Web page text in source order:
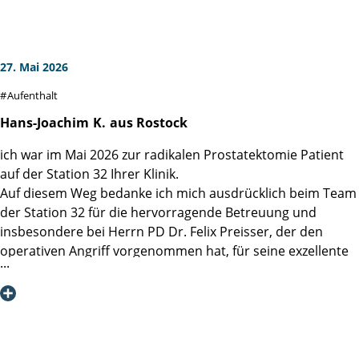
sondern auch für einen Umgang mit Patienten, der
dankbar.
Standard. Ich konnte ohne Katheter die Klinik nach 9 Tagen
Ich habe die Martini-Klinik bereits einem Bekannten, der in
der gleichen Lage ist, weiterempfohlen.
Peter S.
27. Mai 2026
Aufenthalt
Hans-Joachim K. aus Rostock
ich war im Mai 2026 zur radikalen Prostatektomie Patient
auf der Station 32 Ihrer Klinik.
Auf diesem Weg bedanke ich mich ausdrücklich beim Team
der Station 32 für die hervorragende Betreuung und
insbesondere bei Herrn PD Dr. Felix Preisser, der den
operativen Angriff vorgenommen hat, für seine exzellente
Arbeit bedanken.
Die Schwestern und Pfleger der Station 32 waren 24/7 für